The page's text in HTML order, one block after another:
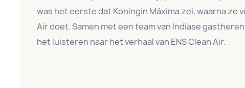
was het eerste dat Koningin Máxima zei, waarna ze
Air doet. Samen met een team van Indiase
het luisteren naar het verhaal van ENS Clean Air.